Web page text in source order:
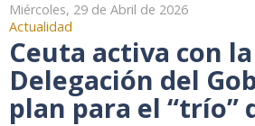
Miércoles, 29 de Abril de 2026
Actualidad
Ceuta activa con la
Delegación del
plan para el “trío”